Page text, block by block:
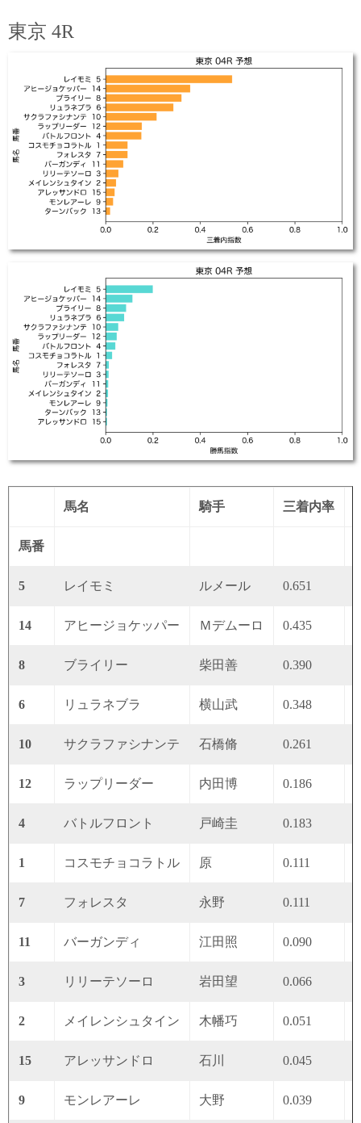
東京 4R
馬名 騎手 三着内率
馬番
5 レイモミ ルメール 0.651
14 アヒージョケッパー Ｍデムーロ 0.435
8 ブライリー 柴田善 0.390
6 リュラネブラ 横山武 0.348
10 サクラファシナンテ 石橋脩 0.261
12 ラップリーダー 内田博 0.186
4 バトルフロント 戸崎圭 0.183
1 コスモチョコラトル 原 0.111
7 フォレスタ 永野 0.111
11 バーガンディ 江田照 0.090
3 リリーテソーロ 岩田望 0.066
2 メイレンシュタイン 木幡巧 0.051
15 アレッサンドロ 石川 0.045
9 モンレアーレ 大野 0.039